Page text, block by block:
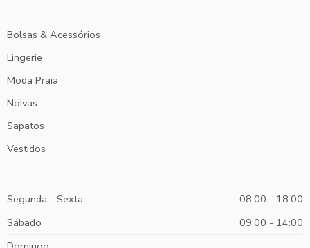
Bolsas & Acessórios
Lingerie
Moda Praia
Noivas
Sapatos
Vestidos
Segunda - Sexta
08:00 - 18:00
Sábado
09:00 - 14:00